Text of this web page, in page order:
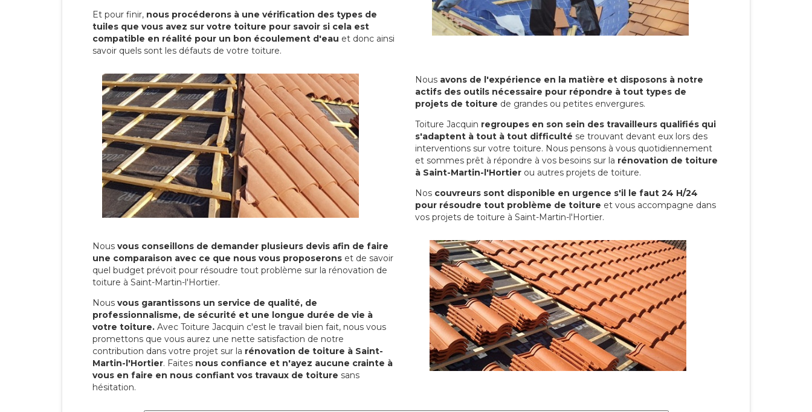
Et pour finir, nous procéderons à une vérification des types de
tuiles que vous avez sur votre toiture pour savoir si cela est
compatible en réalité pour un bon écoulement d'eau et donc ainsi
savoir quels sont les défauts de votre toiture.
Nous avons de l'expérience en la matière et disposons à notre
actifs des outils nécessaire pour répondre à tout types de
projets de toiture de grandes ou petites envergures.
Toiture Jacquin regroupes en son sein des travailleurs qualifiés qui
s'adaptent à tout à tout difficulté se trouvant devant eux lors des
interventions sur votre toiture. Nous pensons à vous quotidiennement
et sommes prêt à répondre à vos besoins sur la rénovation de toiture
à Saint-Martin-l'Hortier ou autres projets de toiture.
Nos couvreurs sont disponible en urgence s'il le faut 24 H/24
pour résoudre tout problème de toiture et vous accompagne dans
vos projets de toiture à Saint-Martin-l'Hortier.
Nous vous conseillons de demander plusieurs devis afin de faire
une comparaison avec ce que nous vous proposerons et de savoir
quel budget prévoit pour résoudre tout problème sur la rénovation de
toiture à Saint-Martin-l'Hortier.
Nous vous garantissons un service de qualité, de
professionnalisme, de sécurité et une longue durée de vie à
votre toiture. Avec Toiture Jacquin c'est le travail bien fait, nous vous
promettons que vous aurez une nette satisfaction de notre
contribution dans votre projet sur la rénovation de toiture à Saint-
Martin-l'Hortier. Faites nous confiance et n'ayez aucune crainte à
vous en faire en nous confiant vos travaux de toiture sans
hésitation.